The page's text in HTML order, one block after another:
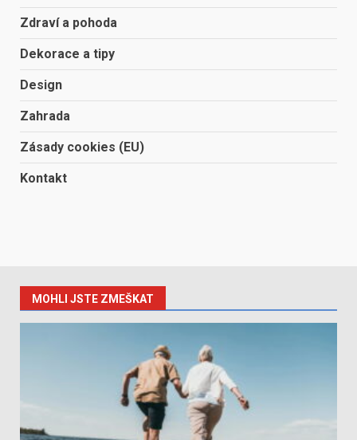
Zdraví a pohoda
Dekorace a tipy
Design
Zahrada
Zásady cookies (EU)
Kontakt
MOHLI JSTE ZMEŠKAT